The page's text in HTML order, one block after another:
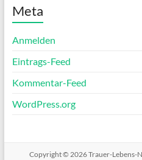
Meta
Anmelden
Eintrags-Feed
Kommentar-Feed
WordPress.org
Copyright © 2026Trauer-Lebens-